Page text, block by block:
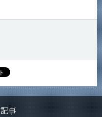
事